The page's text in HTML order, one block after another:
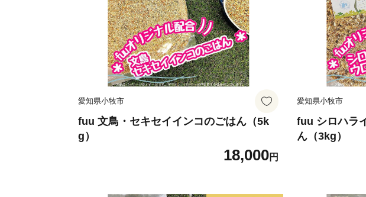
愛知県小牧市
fuu 文鳥・セキセイインコのごはん（5k
g）
18,000円
愛知県小牧市
fuu シロハラ
ん（3kg）